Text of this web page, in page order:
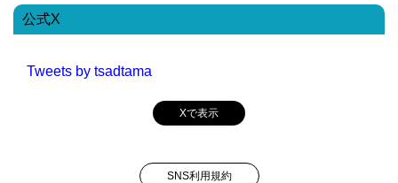
公式X
Tweets by tsadtama
Xで表示
SNS利用規約